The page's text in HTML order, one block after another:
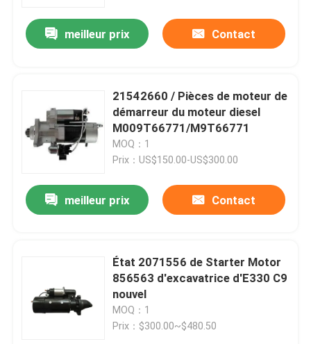
meilleur prix Contact
21542660 / Pièces de moteur de
démarreur du moteur diesel
M009T66771/M9T66771
MOQ：1
Prix：US$150.00-US$300.00
meilleur prix Contact
État 2071556 de Starter Motor
856563 d'excavatrice d'E330 C9
nouvel
MOQ：1
Prix：$300.00~$480.50